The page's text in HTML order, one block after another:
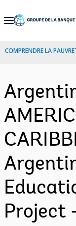
Skip
Navigation
COMPRENDRE LA
Project